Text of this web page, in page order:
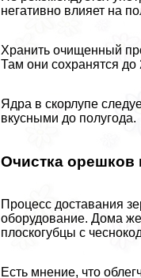
негативно влияет на
Хранить очищенный
Там они сохранятся до
Ядра в скорлупе
вкусными до полугода.
Очистка
Процесс доставания
оборудование. Дома
плоскогубцы с
Есть мнение, что